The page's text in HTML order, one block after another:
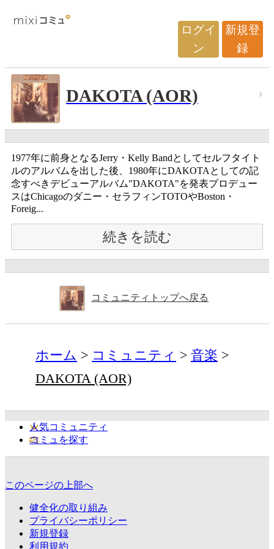
ログイ
ン
新規登
録
DAKOTA (AOR)
1977年に前身となるJerry・Kelly Bandとしてセルフタイト
ルのアルバムを出した後、1980年にDAKOTAとしての記
念すべきデビューアルバム"DAKOTA"を発表プロデュー
スはChicagoのダニー・セラフィンTOTOやBoston・
Foreig...
続きを読む
コミュニティトップへ戻る
ホーム コミュニティ
音楽
DAKOTA (AOR)
人気コミュニティ
コミュを探す
このページの上部へ
健全化の取り組み
プライバシーポリシー
新規登録
利用規約